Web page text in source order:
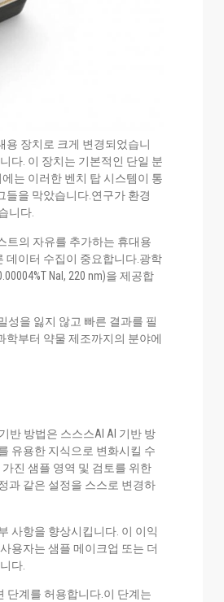
용 장치로 크게 변경되었습니
다. 이 장치는 기본적인 단일 분
는 이러한 벤치 탑 시스템이 통
들을 막았습니다.연구가 환경
니다.
트의 자유를 추가하는 휴대용
데이터 수집이 중요합니다.광학
NaI, 220 nm)을 제공합
성을 잃지 않고 빠른 결과를 필
학부터 약물 제조까지의 분야에
반 방법은 스스스AI AI 기반 방
유용한 지식으로 변화시킬 수
진 샘플 영역 및 검토를 위한
과 같은 설정을 스스로 변경하
사항을 향상시킵니다. 이 이익
용자는 샘플 메이크업 또는 더
다.
단계를 허용합니다.이 단계는